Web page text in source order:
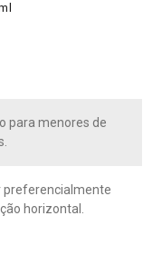
para menores de
preferencialmente
horizontal.